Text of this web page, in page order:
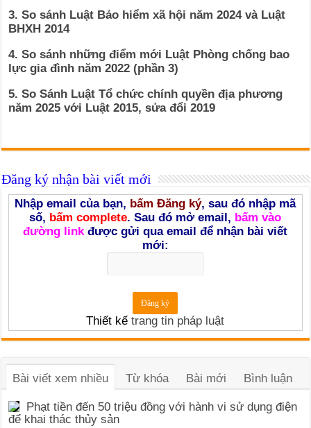
3. So sánh Luật Bảo hiểm xã hội năm 2024 và Luật
BHXH 2014
4. So sánh những điểm mới Luật Phòng chống bao
lực gia đình năm 2022 (phần 3)
5. So Sánh Luật Tổ chức chính quyền địa phương
năm 2025 với Luật 2015, sửa đổi 2019
Đăng ký nhận bài viết mới
Nhập email của bạn, bấm Đăng ký, sau đó nhập mã
số, bấm complete. Sau đó mở email, bấm vào
đường linkđược gửi qua email để nhận bài viết
mới:
Thiết kếtrang tin pháp luật
Bài viết xem nhiều Từ khóa Bài mới Bình luận
Phạt tiền đến 50 triệu đồng với hành vi sử dụng điện
để khai thác thủy sản